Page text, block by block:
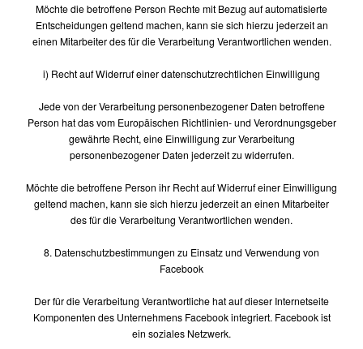
Möchte die betroffene Person Rechte mit Bezug auf automatisierte
Entscheidungen geltend machen, kann sie sich hierzu jederzeit an
einen Mitarbeiter des für die Verarbeitung Verantwortlichen wenden.
i) Recht auf Widerruf einer datenschutzrechtlichen Einwilligung
Jede von der Verarbeitung personenbezogener Daten betroffene
Person hat das vom Europäischen Richtlinien- und Verordnungsgeber
gewährte Recht, eine Einwilligung zur Verarbeitung
personenbezogener Daten jederzeit zu widerrufen.
Möchte die betroffene Person ihr Recht auf Widerruf einer Einwilligung
geltend machen, kann sie sich hierzu jederzeit an einen Mitarbeiter
des für die Verarbeitung Verantwortlichen wenden.
8. Datenschutzbestimmungen zu Einsatz und Verwendung von
Facebook
Der für die Verarbeitung Verantwortliche hat auf dieser Internetseite
Komponenten des Unternehmens Facebook integriert. Facebook ist
ein soziales Netzwerk.